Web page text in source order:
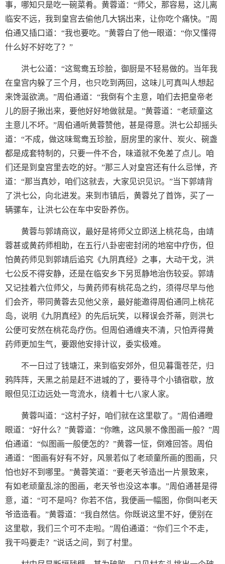
事，哪知只是吃一碗菜肴。黄蓉道：“师父，那容易，这儿离
临安不远，我到皇宫去偷他几大锅出来，让你吃个痛快。”周
伯通又插口道：“我也要吃。”黄蓉白了他一眼道：“你又懂得
什么好不好吃了？”
洪七公道：“这鸳鸯五珍脍，御厨是不轻易做的。当年我
在皇宫内躲了三个月，也只吃到两回，这味儿可真叫人想起
来馋涎欲滴。”周伯通道：“我倒有个主意，咱们去把皇帝老
儿的厨子揪出来，要他好好地做就是。”黄蓉道：“老顽童这
主意儿不坏。”周伯通听黄蓉赞他，甚是得意。洪七公却摇头
道：“不成，做这味鸳鸯五珍脍，厨房里的家什、炭火、碗盏
都是成套特制的，只要一件不合，味道就不免差了点儿。咱
们还是到皇宫里去吃的好。”那三人对皇宫还有什么忌惮，齐
道：“那当真妙，咱们这就去，大家见识见识。”当下郭靖背
了洪七公，向北进发。来到市镇后，黄蓉兑了首饰，买了一
辆骡车，让洪七公在车中安卧养伤。
黄蓉与郭靖商议，最好是将师父立即送上桃花岛，由靖
蓉甚或黄药师相助，在五行八卦密密封闭的地窑中疗伤，但
怕黄药师见到郭靖后追究《九阴真经》之事，大动干戈，洪
七公反不得安静，还是在临安乡下另觅静地治伤较妥。郭靖
又记挂着六位师父，与黄药师有桃花岛之约，须得尽早与他
们会齐，带同黄蓉去见他父亲，最好能邀得周伯通同上桃花
岛，说明《九阴真经》的先后玩笑，以释误会芥蒂，则洪七
公便可安然在桃花岛疗伤。但周伯通缠夹不清，只怕弄得黄
药师更加生气，要跟他安排计议，委实极难。
不一日过了钱塘江，来到临安郊外，但见暮霭苍茫，归
鸦阵阵，天黑之前是赶不进城的了，要待寻个小镇宿歇，放
眼但见江边远处一弯流水，绕着十七八家人家。
黄蓉叫道：“这村子好，咱们就在这里歇了。”周伯通瞪
眼道：“好什么？”黄蓉道：“你瞧，这风景不像图画一般？”周
伯通道：“似图画一般便怎的？”黄蓉一怔，倒难回答。周伯
通道：“图画有好有不好，风景若似了老顽童所画的图画，只
怕也好不到哪里。”黄蓉笑道：“要老天爷造出一片景致来，
有如老顽童乱涂的图画，老天爷也没这本事。”周伯通甚是得
意，道：“可不是吗？你若不信，我便画一幅图，你倒叫老天
爷造造看。”黄蓉道：“我自然信。你既说这里不好，便别在
这里歇，我们三个可不走啦。”周伯通道：“你们三个不走，
我干吗要走？”说话之间，到了村里。